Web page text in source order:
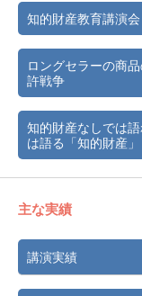
知的財産教育講演会
ロングセラーの商
許戦争
知的財産なしでは
は語る「知的財産」
主な実績
講演実績